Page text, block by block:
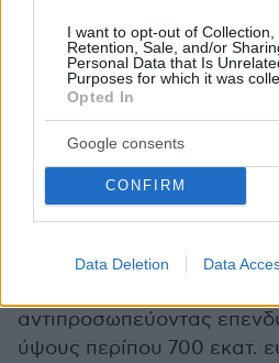
I want to opt-out of Collection,
Retention, Sale, and/or
Personal Data that Is
Purposes for which it was
Opted In
Google consents
CONFIRM
Data Deletion Data
O υπουργός Ανάπτυξης Τάκης
Τα δέκα έργα των 700 εκατ.
Μεταξύ των επενδυτικών
διαδικασιών ξεχωρίζουν
αντιπροσωπεύοντας
ύψους περίπου 700 εκατ.